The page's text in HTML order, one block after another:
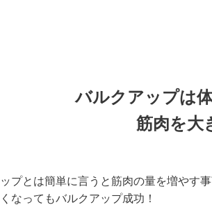
バルクアップは
筋肉を大
プとは簡単に言うと筋肉の量を増やす事
なってもバルクアップ成功！